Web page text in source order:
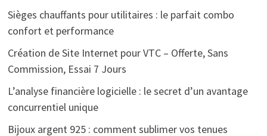
Sièges chauffants pour utilitaires : le parfait combo
confort et performance
Création de Site Internet pour VTC – Offerte, Sans
Commission, Essai 7 Jours
L’analyse financière logicielle : le secret d’un avantage
concurrentiel unique
Bijoux argent 925 : comment sublimer vos tenues